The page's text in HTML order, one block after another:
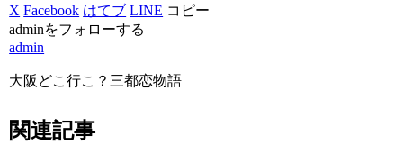
X Facebook はてブ LINE コピー
adminをフォローする
admin
大阪どこ行こ？三都恋物語
関連記事